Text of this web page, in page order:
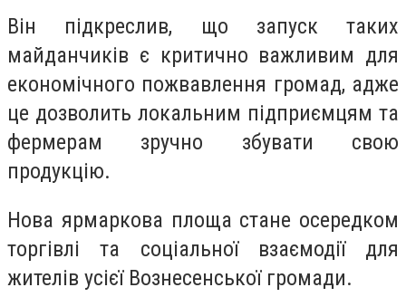
Він підкреслив, що запуск таких
майданчиків є критично важливим для
економічного пожвавлення громад, адже
це дозволить локальним підприємцям та
фермерам зручно збувати свою
продукцію.
Нова ярмаркова площа стане осередком
торгівлі та соціальної взаємодії для
жителів усієї Вознесенської громади.